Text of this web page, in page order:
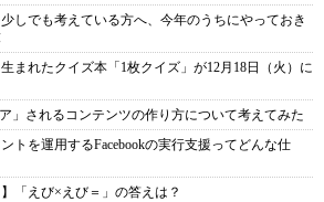
しでも考えている方へ、今年のうちにやっておき
まれたクイズ本「1枚クイズ」が12月18日（火）に
」されるコンテンツの作り方について考えてみた
トを運用するFacebookの実行支援ってどんな仕
「えび×えび＝」の答えは？